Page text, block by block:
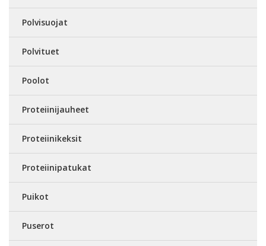
Polvisuojat
Polvituet
Poolot
Proteiinijauheet
Proteiinikeksit
Proteiinipatukat
Puikot
Puserot